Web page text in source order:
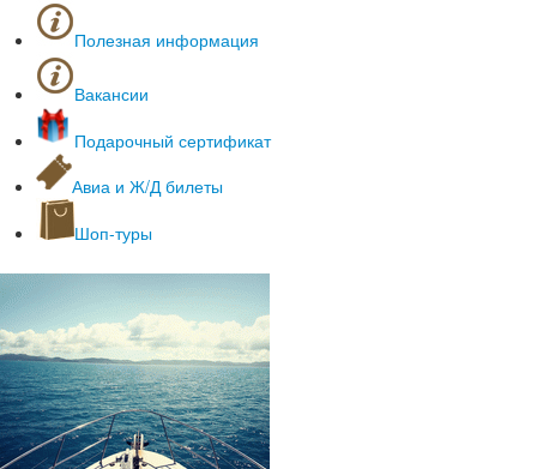
Полезная информация
Оформление загранпаспортов
Полезные сервисы
Культурные места
Он-лайн табло аэропортов
Наши партнеры
Вакансии
Подарочный сертификат
Авиа и Ж/Д билеты
Шоп-туры